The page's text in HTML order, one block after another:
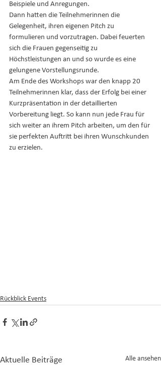
Beispiele und Anregungen.
Dann hatten die Teilnehmerinnen die
Gelegenheit, ihren eigenen Pitch zu
formulieren und vorzutragen. Dabei feuerten
sich die Frauen gegenseitig zu
Höchstleistungen an und so wurde es eine
gelungene Vorstellungsrunde.
Am Ende des Workshops war den knapp 20
Teilnehmerinnen klar, dass der Erfolg bei einer
Kurzpräsentation in der detaillierten
Vorbereitung liegt. So kann nun jede Frau für
sich weiter an ihrem Pitch arbeiten, um den für
sie perfekten Auftritt bei ihren Wunschkunden
zu erzielen.
Rückblick Events
Aktuelle Beiträge Alle ansehen